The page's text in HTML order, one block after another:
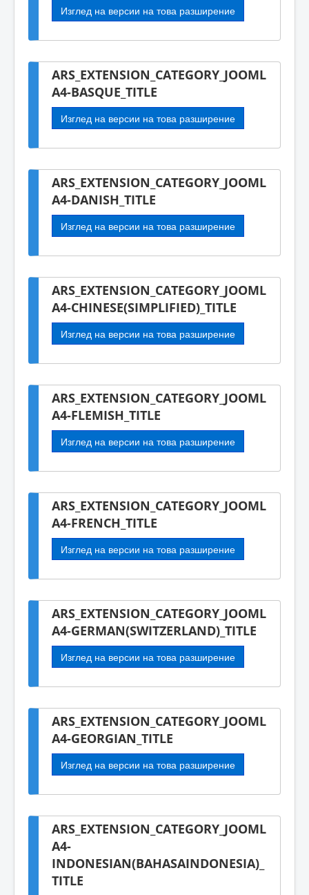
Изглед на версии на това разширение
ARS_EXTENSION_CATEGORY_JOOML
A4-BASQUE_TITLE
Изглед на версии на това разширение
ARS_EXTENSION_CATEGORY_JOOML
A4-DANISH_TITLE
Изглед на версии на това разширение
ARS_EXTENSION_CATEGORY_JOOML
A4-CHINESE(SIMPLIFIED)_TITLE
Изглед на версии на това разширение
ARS_EXTENSION_CATEGORY_JOOML
A4-FLEMISH_TITLE
Изглед на версии на това разширение
ARS_EXTENSION_CATEGORY_JOOML
A4-FRENCH_TITLE
Изглед на версии на това разширение
ARS_EXTENSION_CATEGORY_JOOML
A4-GERMAN(SWITZERLAND)_TITLE
Изглед на версии на това разширение
ARS_EXTENSION_CATEGORY_JOOML
A4-GEORGIAN_TITLE
Изглед на версии на това разширение
ARS_EXTENSION_CATEGORY_JOOML
A4-
INDONESIAN(BAHASAINDONESIA)_
TITLE